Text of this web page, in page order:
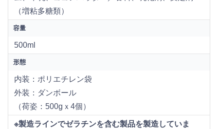
（増粘多糖類）
容量
500ml
形態
内装：ポリエチレン袋
外装：ダンボール
（荷姿：500gｘ4個）
※製造ラインでゼラチンを含む製品を製造していま